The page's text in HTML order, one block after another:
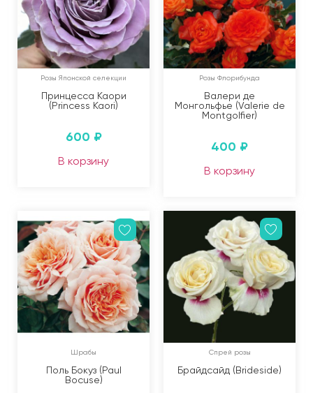
Розы Японской селекции
Принцесса Каори
(Princess Kaori)
600 ₽
В корзину
Розы Флорибунда
Валери де
Монгольфье (Valerie de
Montgolfier)
400 ₽
В корзину
Шрабы
Поль Бокуз (Paul
Bocuse)
Спрей розы
Брайдсайд (Brideside)